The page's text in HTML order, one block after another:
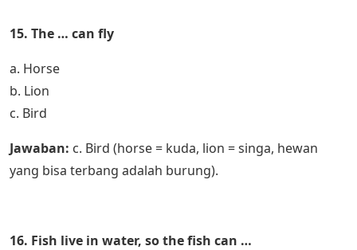
15. The … can fly
a. Horse
b. Lion
c. Bird
Jawaban: c. Bird (horse = kuda, lion = singa, hewan
yang bisa terbang adalah burung).
16. Fish live in water, so the fish can …